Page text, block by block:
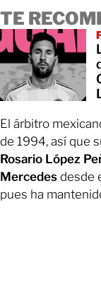
TE
El árbitro
de 1994, así que
Rosario López
Mercedes desde
pues ha